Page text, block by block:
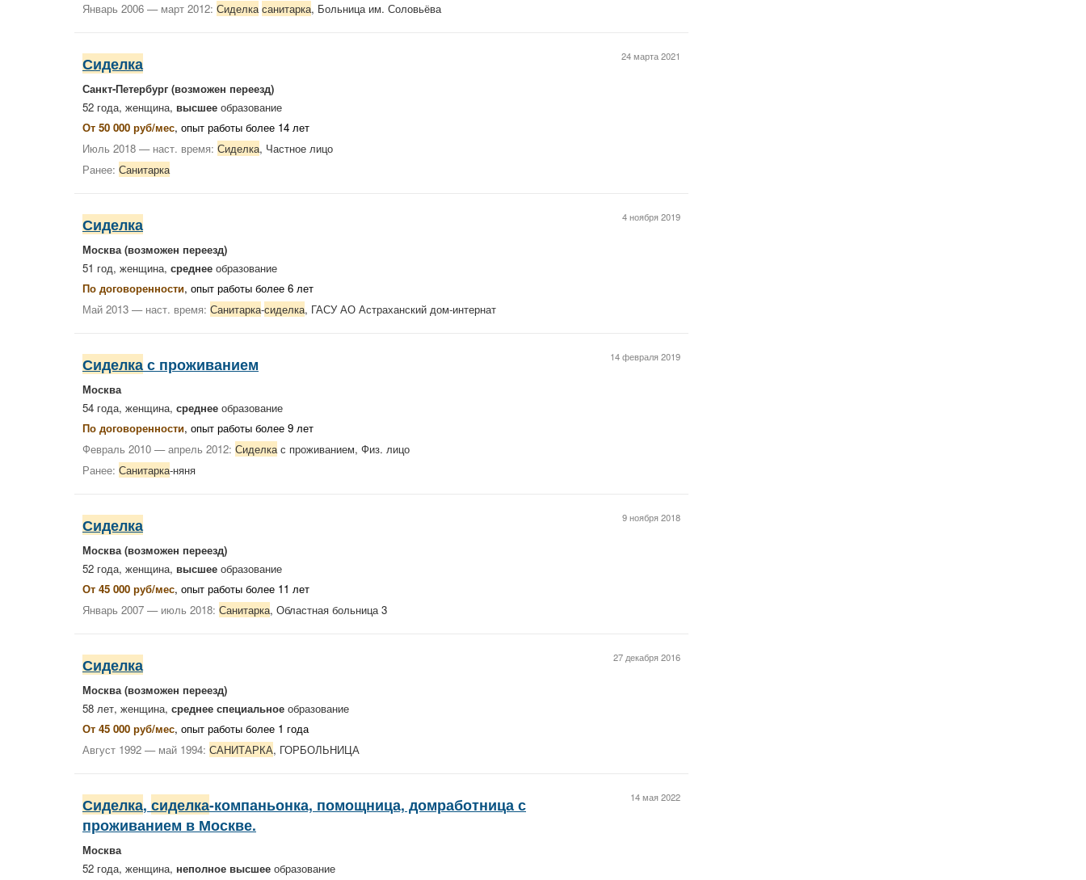
Январь 2006 — март 2012: Сиделка санитарка, Больница им. Соловьёва
24 марта 2021
Сиделка
Санкт-Петербург (возможен переезд)
52 года, женщина, высшее образование
От 50 000 руб/мес, опыт работы более 14 лет
Июль 2018 — наст. время: Сиделка, Частное лицо
Ранее: Санитарка
4 ноября 2019
Сиделка
Москва(возможен переезд)
51 год, женщина, среднее образование
По договоренности, опыт работы более 6 лет
Май 2013 — наст. время: Санитарка-сиделка, ГАСУ АО Астраханский дом-интернат
14 февраля 2019
Сиделка с проживанием
Москва
54 года, женщина, среднее образование
По договоренности, опыт работы более 9 лет
Февраль 2010 — апрель 2012: Сиделкас проживанием, Физ. лицо
Ранее: Санитарка-няня
9 ноября 2018
Сиделка
Москва(возможен переезд)
52 года, женщина, высшее образование
От 45 000 руб/мес, опыт работы более 11 лет
Январь 2007 — июль 2018: Санитарка, Областная больница 3
27 декабря 2016
Сиделка
Москва(возможен переезд)
58 лет, женщина, среднее специальное образование
От 45 000 руб/мес, опыт работы более 1 года
Август 1992 — май 1994: САНИТАРКА, ГОРБОЛЬНИЦА
14 мая 2022
Сиделка, сиделка-компаньонка, помощница, домработница с
проживанием в Москве.
Москва
52 года, женщина, неполное высшее образование